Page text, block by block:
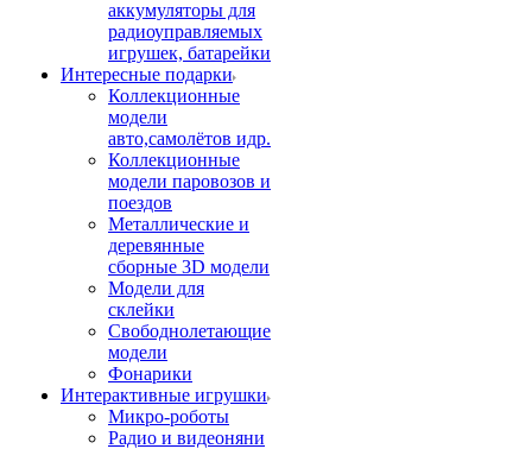
аккумуляторы для
радиоуправляемых
игрушек, батарейки
Интересные подарки
Коллекционные
модели
авто,самолётов идр.
Коллекционные
модели паровозов и
поездов
Металлические и
деревянные
сборные 3D модели
Модели для
склейки
Свободнолетающие
модели
Фонарики
Интерактивные игрушки
Микро-роботы
Радио и видеоняни